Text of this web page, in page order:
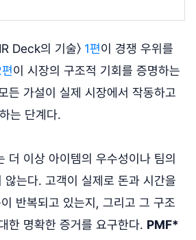
Deck의 기술〉 1편이 경쟁 우위를
이 시장의 구조적 기회를 증명하는
든 가설이 실제 시장에서 작동하고
는 단계다.
더 이상 아이템의 우수성이나 팀의
않는다. 고객이 실제로 돈과 시간을
반복되고 있는지, 그리고 그 구조
한 명확한 증거를 요구한다. PMF*